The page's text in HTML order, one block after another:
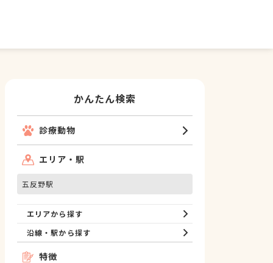
かんたん検索
診療動物
エリア・駅
五反野駅
エリアから探す
沿線・駅から探す
特徴